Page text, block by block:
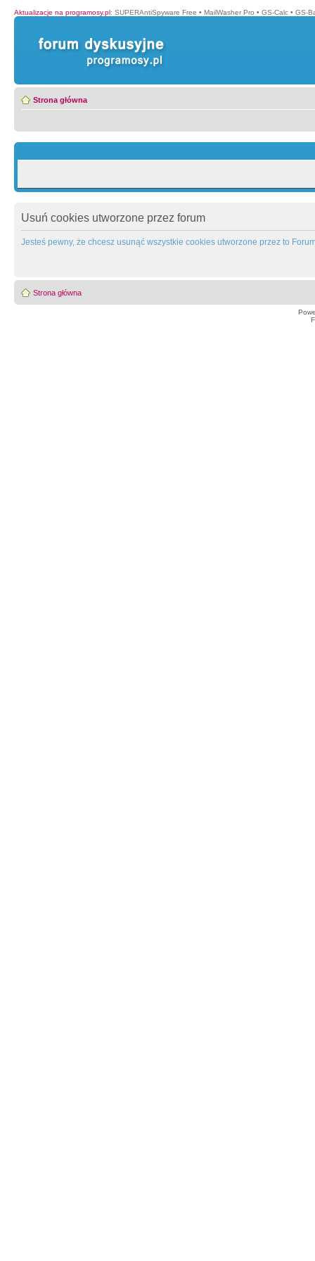
Aktualizacje na programosy.pl: SUPERAntiSpyware Free • MailWasher Pro • GS-Calc • GS-
Strona główna
Usuń cookies utworzone przez forum
Jesteś pewny, że chcesz usunąć wszystkie cookies utworzone przez to
Strona główna